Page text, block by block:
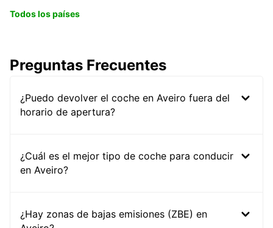
Todos los países
Preguntas Frecuentes
¿Puedo devolver el coche en Aveiro fuera del
horario de apertura?
¿Cuál es el mejor tipo de coche para conducir
en Aveiro?
¿Hay zonas de bajas emisiones (ZBE) en